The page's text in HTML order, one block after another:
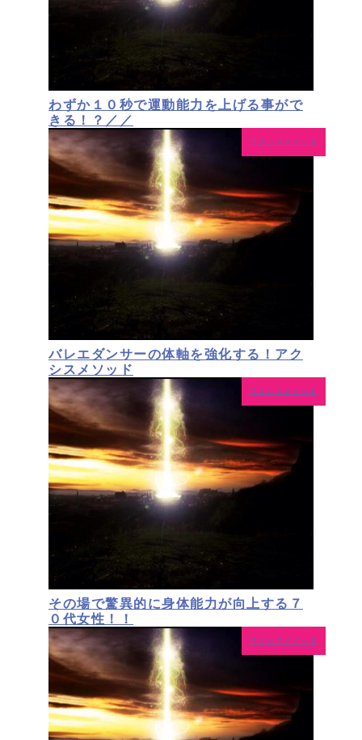
わずか１０秒で運動能力を上げる事がで
きる！？／／
アクシスメソッド
バレエダンサーの体軸を強化する！アク
シスメソッド
アクシスメソッド
その場で驚異的に身体能力が向上する７
０代女性！！
アクシスメソッド